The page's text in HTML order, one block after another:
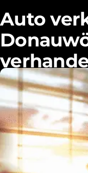
Auto